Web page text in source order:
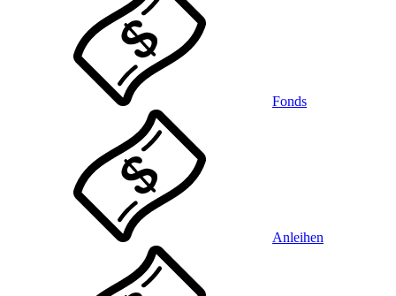
Fonds
Anleihen